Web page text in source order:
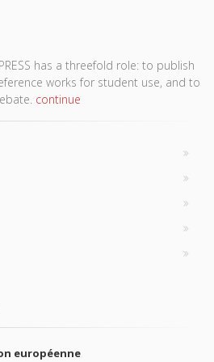
PRESS has a threefold role: to publish
works for student use, and to
continue
européenne